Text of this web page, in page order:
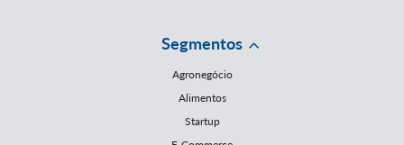
Segmentos
Agronegócio
Alimentos
Startup